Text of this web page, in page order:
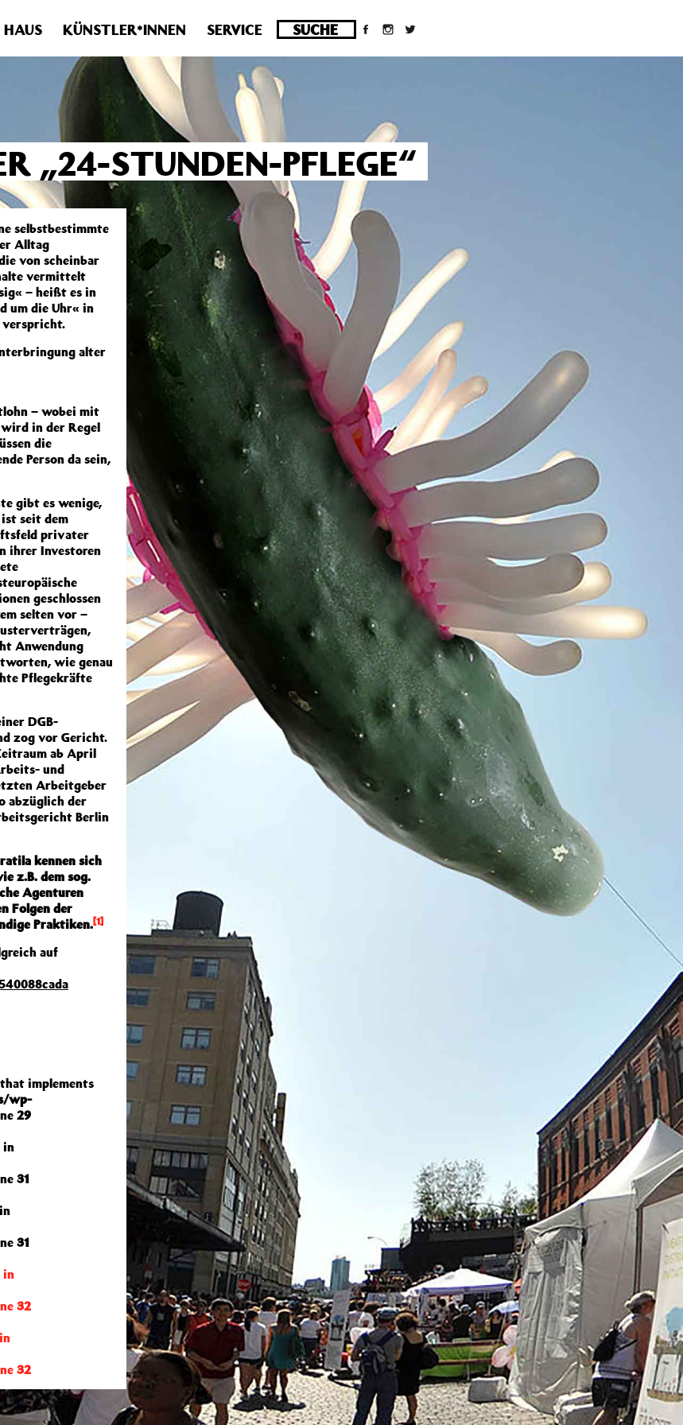
Verwende stattdessen get_permalink(). in /homepages/10/d43051023/htdocs/wordpress/wp-
HAUS KÜNSTLER*INNEN SERVICE
„24-STUNDEN-PFLEGE“
selbstbestimmte
Alltag
von scheinbar
vermittelt
– heißt es in
um die Uhr« in
verspricht.
alter
– wobei mit
in der Regel
die
Person da sein,
gibt es wenige,
seit dem
privater
ihrer Investoren
geschlossen
selten vor –
Anwendung
wie genau
Pflegekräfte
DGB-
zog vor Gericht.
ab April
und
Arbeitgeber
abzüglich der
Berlin
kennen sich
z.B. dem sog.
Agenturen
Folgen der
Praktiken.[1]
auf
implements
wp-
29
in
31
31
in
32
32